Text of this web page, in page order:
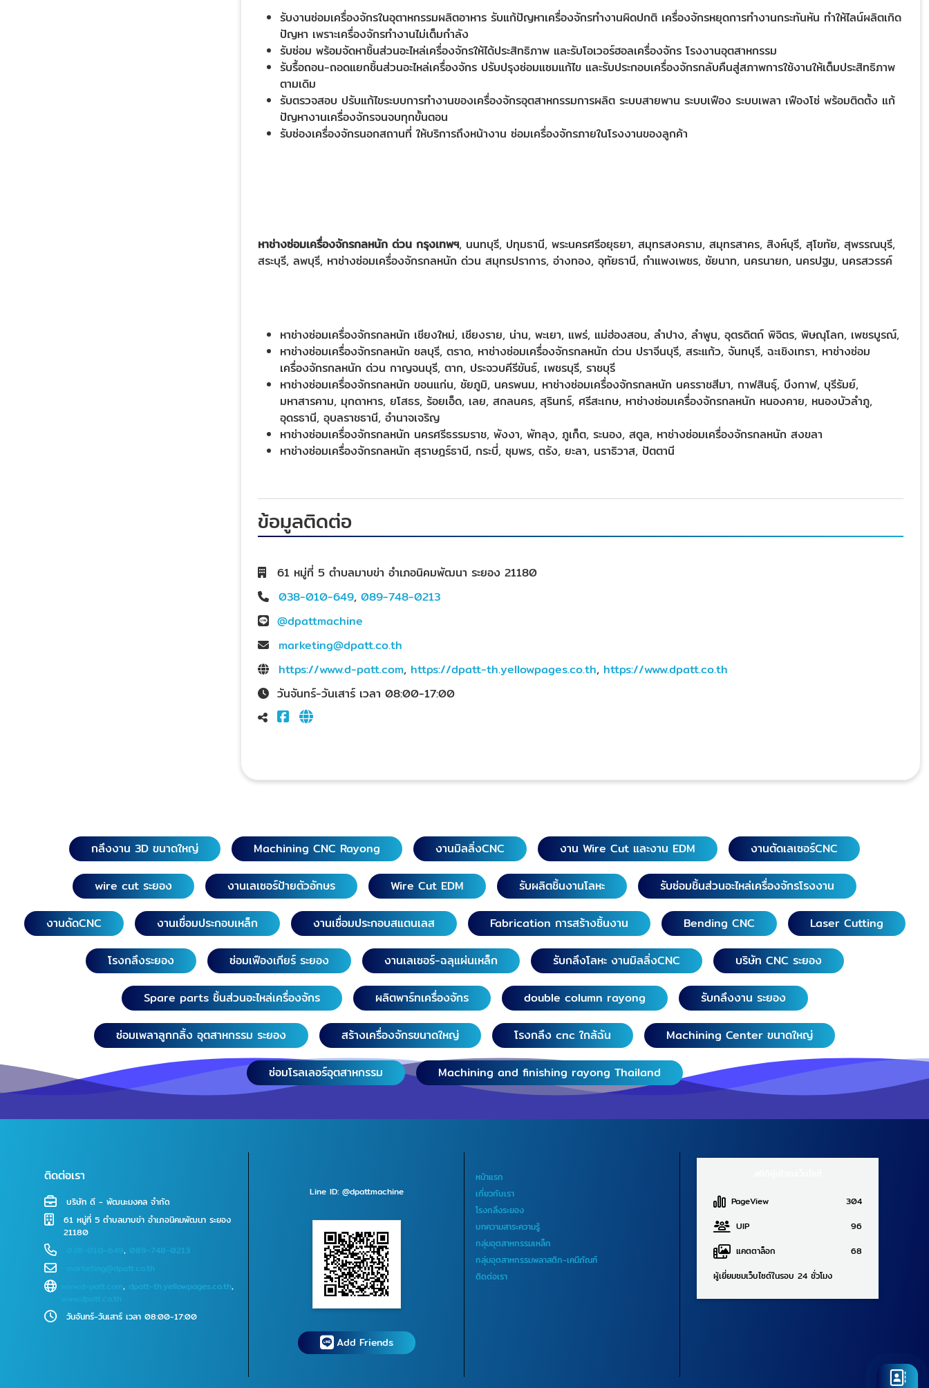
รับงานซ่อมเครื่องจักรในอุตาหกรรมผลิตอาหาร รับแก้ปัญหาเครื่องจักรทำงานผิดปกติ เครื่องจักรหยุดการทำงานกระทันหัน ทำให้ไลน์ผลิตเกิด
ปัญหา เพราะเครื่องจักรทำงานไม่เต็มกำลัง
รับซ่อม พร้อมจัดหาชิ้นส่วนอะไหล่เครื่องจักรให้ได้ประสิทธิภาพ และรับโอเวอร์ฮอลเครื่องจักร โรงงานอุตสาหกรรม
รับรื้อถอน-ถอดแยกชิ้นส่วนอะไหล่เครื่องจักร ปรับปรุงซ่อมแซมแก้ไข และรับประกอบเครื่องจักรกลับคืนสู่สภาพการใช้งานให้เต็มประสิทธิภาพ
ตามเดิม
รับตรวจสอบ ปรับแก้ไขระบบการทำงานของเครื่องจักรอุตสาหกรรมการผลิต ระบบสายพาน ระบบเฟือง ระบบเพลา เฟืองโซ่ พร้อมติดตั้ง แก้
ปัญหางานเครื่องจักรจนจบทุกขั้นตอน
รับซ่องเครื่องจักรนอกสถานที่ ให้บริการถึงหน้างาน ซ่อมเครื่องจักรภายในโรงงานของลูกค้า
หาช่างซ่อมเครื่องจักรกลหนัก ด่วน กรุงเทพฯ, นนทบุรี, ปทุมธานี, พระนครศรีอยุธยา, สมุทรสงคราม, สมุทรสาคร, สิงห์บุรี, สุโขทัย, สุพรรณบุรี,
สระบุรี, ลพบุรี, หาช่างซ่อมเครื่องจักรกลหนัก ด่วน สมุทรปราการ, อ่างทอง, อุทัยธานี, กำแพงเพชร, ชัยนาท, นครนายก, นครปฐม, นครสวรรค์
หาช่างซ่อมเครื่องจักรกลหนัก เชียงใหม่, เชียงราย, น่าน, พะเยา, แพร่, แม่ฮ่องสอน, ลำปาง, ลำพูน, อุตรดิตถ์ พิจิตร, พิษณุโลก, เพชรบูรณ์,
หาช่างซ่อมเครื่องจักรกลหนัก ชลบุรี, ตราด, หาช่างซ่อมเครื่องจักรกลหนัก ด่วน ปราจีนบุรี, สระแก้ว, จันทบุรี, ฉะเชิงเทรา, หาช่างซ่อม
เครื่องจักรกลหนัก ด่วน กาญจนบุรี, ตาก, ประจวบคีรีขันธ์, เพชรบุรี, ราชบุรี
หาช่างซ่อมเครื่องจักรกลหนัก ขอนแก่น, ชัยภูมิ, นครพนม, หาช่างซ่อมเครื่องจักรกลหนัก นครราชสีมา, กาฬสินธุ์, บึงกาฬ, บุรีรัมย์,
มหาสารคาม, มุกดาหาร, ยโสธร, ร้อยเอ็ด, เลย, สกลนคร, สุรินทร์, ศรีสะเกษ, หาช่างซ่อมเครื่องจักรกลหนัก หนองคาย, หนองบัวลำภู,
อุดรธานี, อุบลราชธานี, อำนาจเจริญ
หาช่างซ่อมเครื่องจักรกลหนัก นครศรีธรรมราช, พังงา, พัทลุง, ภูเก็ต, ระนอง, สตูล, หาช่างซ่อมเครื่องจักรกลหนัก สงขลา
หาช่างซ่อมเครื่องจักรกลหนัก สุราษฎร์ธานี, กระบี่, ชุมพร, ตรัง, ยะลา, นราธิวาส, ปัตตานี
ข้อมูลติดต่อ
61 หมู่ที่ 5 ตำบลมาบข่า อำเภอนิคมพัฒนา ระยอง 21180
038-010-649, 089-748-0213
@dpattmachine
marketing@dpatt.co.th
https://www.d-patt.com, https://dpatt-th.yellowpages.co.th, https://www.dpatt.co.th
วันจันทร์-วันเสาร์ เวลา 08:00-17:00
กลึงงาน 3D ขนาดใหญ่ Machining CNC Rayong งานมิลลิ่งCNC งาน Wire Cut และงาน EDM งานตัดเลเซอร์CNC
wire cut ระยอง งานเลเซอร์ป้ายตัวอักษร Wire Cut EDM รับผลิตชิ้นงานโลหะ รับซ่อมชิ้นส่วนอะไหล่เครื่องจักรโรงงาน
งานดัดCNC งานเชื่อมประกอบเหล็ก งานเชื่อมประกอบสแตนเลส Fabrication การสร้างชิ้นงาน Bending CNC Laser Cutting
โรงกลึงระยอง ซ่อมเฟืองเกียร์ ระยอง งานเลเซอร์-ฉลุแผ่นเหล็ก รับกลึงโลหะ งานมิลลิ่งCNC บริษัท CNC ระยอง
Spare parts ชิ้นส่วนอะไหล่เครื่องจักร ผลิตพาร์ทเครื่องจักร double column rayong รับกลึงงาน ระยอง
ซ่อมเพลาลูกกลิ้ง อุตสาหกรรม ระยอง สร้างเครื่องจักรขนาดใหญ่ โรงกลึง cnc ใกล้ฉัน Machining Center ขนาดใหญ่
ซ่อมโรลเลอร์อุตสาหกรรม Machining and finishing rayong Thailand
ติดต่อเรา
บริษัท ดี - พัฒนะมงคล จำกัด
61 หมู่ที่ 5 ตำบลมาบข่า อำเภอนิคมพัฒนา ระยอง
21180
, 089-748-0213
marketing@dpatt.co.th
www.d-patt.com, dpatt-th.yellowpages.co.th,
www.dpatt.co.th
วันจันทร์-วันเสาร์ เวลา 08:00-17:00
Line ID: @dpattmachine
Add Friends
หน้าแรก
เกี่ยวกับเรา
โรงกลึงระยอง
บทความสาระความรู้
กลุ่มอุตสาหกรรมเหล็ก
กลุ่มอุตสาหกรรมพลาสติก-เคมีภัณฑ์
ติดต่อเรา
PageView
304
UIP
96
แคตตาล็อก
68
ผู้เยี่ยมชมเว็บไซต์ในรอบ 24 ชั่วโมง